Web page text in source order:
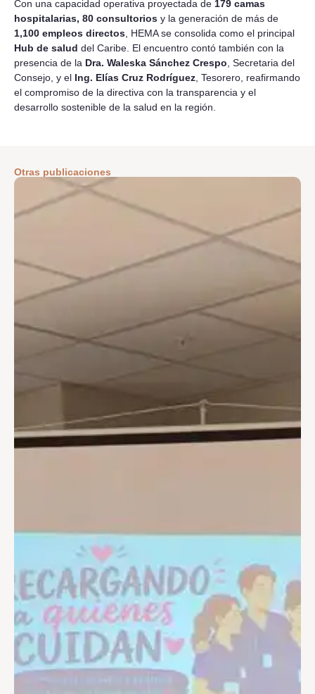
Con una capacidad operativa proyectada de 179 camas
hospitalarias, 80 consultorios y la generación de más de
1,100 empleos directos , HEMA se consolida como el principal
Hub de salud del Caribe. El encuentro contó también con la
presencia de la Dra. Waleska Sánchez Crespo , Secretaria del
Consejo, y el Ing. Elías Cruz Rodríguez , Tesorero, reafirmando
el compromiso de la directiva con la transparencia y el
desarrollo sostenible de la salud en la región.
Otras publicaciones